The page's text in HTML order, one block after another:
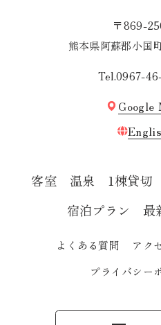
〒869-
熊本県阿蘇郡小国
Tel.0967-
Google
客室 温泉 1棟貸切
宿泊プラン
最
よくある質問 アク
プライバシー